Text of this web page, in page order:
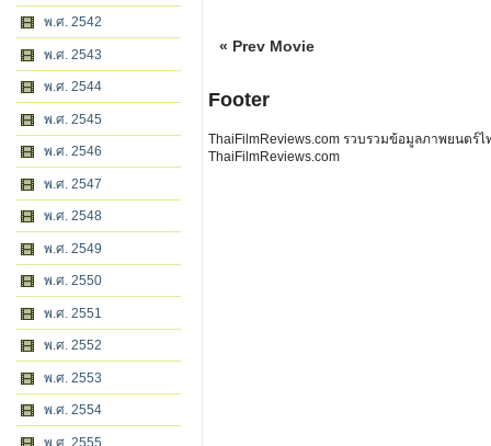
พ.ศ. 2542
พ.ศ. 2543
พ.ศ. 2544
พ.ศ. 2545
พ.ศ. 2546
พ.ศ. 2547
พ.ศ. 2548
พ.ศ. 2549
พ.ศ. 2550
พ.ศ. 2551
พ.ศ. 2552
พ.ศ. 2553
พ.ศ. 2554
พ.ศ. 2555
« Prev Movie
Footer
ThaiFilmReviews.com รวบรวมข้อมูลภาพยนตร์
ThaiFilmReviews.com